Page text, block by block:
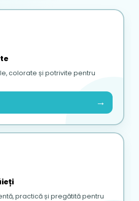
colorate și potrivite pentru
→
practică și pregătită pentru